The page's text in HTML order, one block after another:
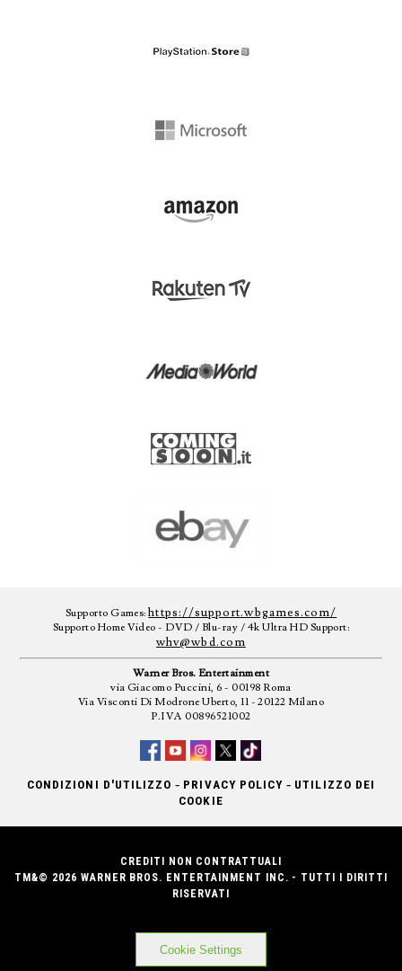
Supporto Games:https://support.wbgames.com/
Supporto Home Video - DVD / Blu-ray / 4k Ultra HD Support:
whv@wbd.com
Warner Bros. Entertainment
via Giacomo Puccini, 6 - 00198 Roma
Via Visconti Di Modrone Uberto, 11 - 20122 Milano
P.IVA 00896521002
CONDIZIONI D'UTILIZZO - PRIVACY POLICY - UTILIZZO DEI
COOKIE
CREDITI NON CONTRATTUALI
TM&© 2026 WARNER BROS. ENTERTAINMENT INC. - TUTTI I DIRITTI
RISERVATI
Cookie Settings